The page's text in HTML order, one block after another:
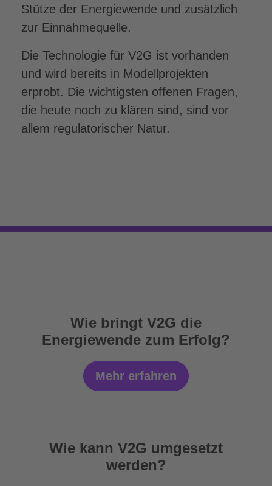
Stütze der Energiewende und zusätzlich
zur Einnahmequelle.
Die Technologie für V2G ist vorhanden
und wird bereits in Modellprojekten
erprobt. Die wichtigsten offenen Fragen,
die heute noch zu klären sind, sind vor
allem regulatorischer Natur.
Wie bringt V2G die
Energiewende zum Erfolg?
Mehr erfahren
Wie kann V2G umgesetzt
werden?